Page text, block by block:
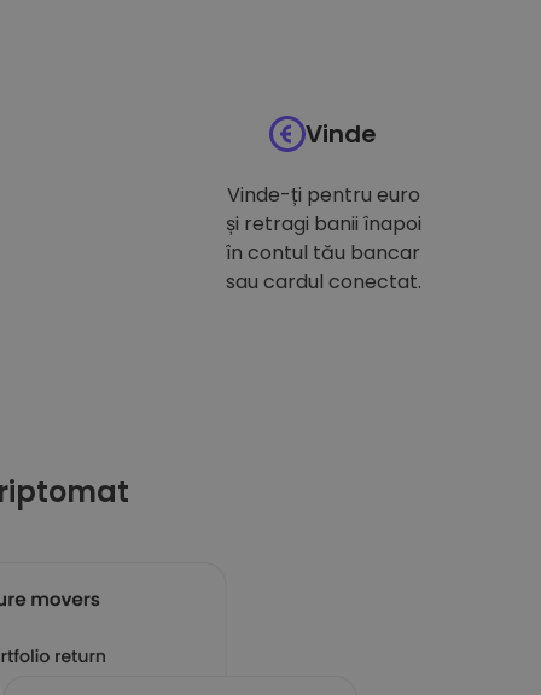
Vinde
Vinde-ți pentru euro
și retragi banii înapoi
în contul tău bancar
sau cardul conectat.